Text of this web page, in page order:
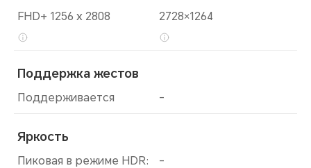
FHD+ 1256 x 2808
Поддержка жестов
Поддерживается
Яркость
Пиковая в режиме HDR:
2728×1264
-
-